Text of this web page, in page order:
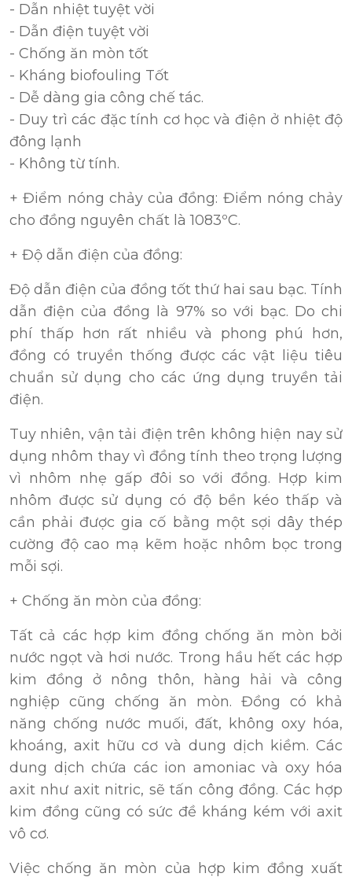
- Dẫn nhiệt tuyệt vời
- Dẫn điện tuyệt vời
- Chống ăn mòn tốt
- Kháng biofouling Tốt
- Dễ dàng gia công chế tác.
- Duy trì các đặc tính cơ học và điện ở nhiệt độ
đông lạnh
- Không từ tính.
+ Điểm nóng chảy của đồng: Điểm nóng chảy
cho đồng nguyên chất là 1083ºC.
+ Độ dẫn điện của đồng:
Độ dẫn điện của đồng tốt thứ hai sau bạc. Tính
dẫn điện của đồng là 97% so với bạc. Do chi
phí thấp hơn rất nhiều và phong phú hơn,
đồng có truyền thống được các vật liệu tiêu
chuẩn sử dụng cho các ứng dụng truyền tải
điện.
Tuy nhiên, vận tải điện trên không hiện nay sử
dụng nhôm thay vì đồng tính theo trọng lượng
vì nhôm nhẹ gấp đôi so với đồng. Hợp kim
nhôm được sử dụng có độ bền kéo thấp và
cần phải được gia cố bằng một sợi dây thép
cường độ cao mạ kẽm hoặc nhôm bọc trong
mỗi sợi.
+ Chống ăn mòn của đồng:
Tất cả các hợp kim đồng chống ăn mòn bởi
nước ngọt và hơi nước. Trong hầu hết các hợp
kim đồng ở nông thôn, hàng hải và công
nghiệp cũng chống ăn mòn. Đồng có khả
năng chống nước muối, đất, không oxy hóa,
khoáng, axit hữu cơ và dung dịch kiềm. Các
dung dịch chứa các ion amoniac và oxy hóa
axit như axit nitric, sẽ tấn công đồng. Các hợp
kim đồng cũng có sức đề kháng kém với axit
vô cơ.
Việc chống ăn mòn của hợp kim đồng xuất